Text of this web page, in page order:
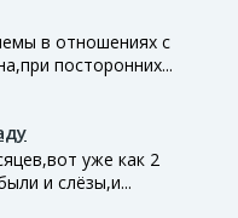
в отношениях с
посторонних...
уже как 2
и слёзы,и...